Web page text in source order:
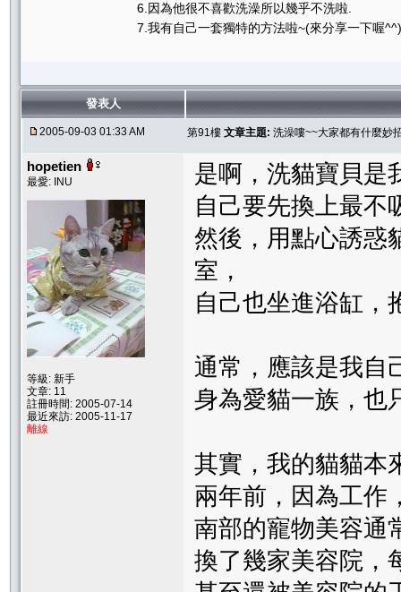
6.因為他很不喜歡洗澡所以幾乎不洗啦.
7.我有自己一套獨特的方法啦~(來分享一下喔^^)
發表人
2005-09-03 01:33 AM 第91樓 文章主題: 洗澡嘍~~大家都有什麼妙
hopetien
最愛: INU
等級: 新手
文章: 11
註冊時間: 2005-07-14
最近來訪: 2005-11-17
離線
是啊，洗貓寶貝是
自己要先換上最不
然後，用點心誘惑
室，
自己也坐進浴缸，
通常，應該是我自
身為愛貓一族，也
其實，我的貓貓本
兩年前，因為工作
南部的寵物美容通
換了幾家美容院，